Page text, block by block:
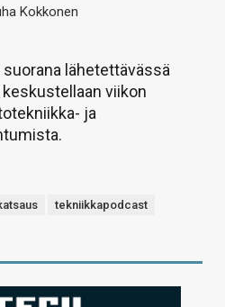
Kokkonen
lähetettävässä
viikon
ja
tekniikkapodcast